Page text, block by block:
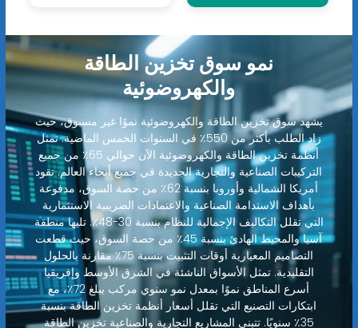
نمو سوق تخزين الطاقة
والكهروضوئية
يشهد سوق تخزين الطاقة والكهروضوئية نموًا غير مسبوق، حيث
زاد الطلب بأكثر من 550٪ في السنوات الخمس الماضية. تمثل
أنظمة تخزين الطاقة والكهروضوئية الآن حوالي 65٪ من جميع
التركيبات الصناعية والتجارية الجديدة في جميع أنحاء العالم. تقود
أمريكا الشمالية وأوروبا بنسبة 62٪ من حصة السوق، مدفوعة
بأهداف الاستدامة الصناعية والاعتمادات الضريبية الاستثمارية
التي تقلل التكاليف الإجمالية للنظام بنسبة 30-48٪. تليها منطقة
آسيا والمحيط الهادئ بنسبة 45٪ من حصة السوق، حيث قطعت
التصاميم المعيارية أوقات التثبيت بنسبة 75٪ مقارنة بالحلول
التقليدية. تمثل الأسواق الناشئة في الشرق الأوسط وإفريقيا
أسرع المناطق نموًا بمعدل نمو سنوي مركب يبلغ 72٪، مع
ابتكارات التصنيع التي تقلل أسعار أنظمة تخزين الطاقة بنسبة
35٪ سنويًا. تتبنى المشاريع التجارية والصناعية تخزين الطاقة